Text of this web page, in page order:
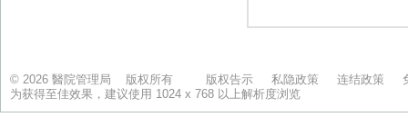
© 2026 醫院管理局 版权所有 版权告示 私隐政策 连结政策
为获得至佳效果，建议使用 1024 x 768 以上解析度浏览